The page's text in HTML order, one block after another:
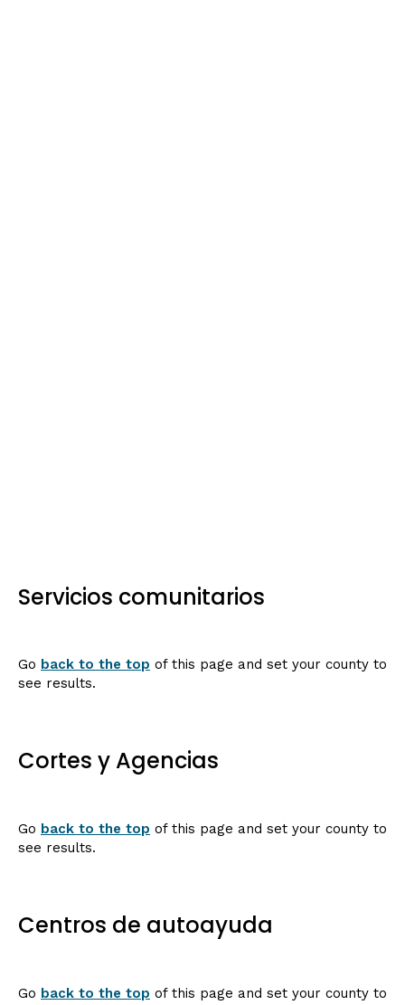
Servicios comunitarios
Go back to the top of this page and set your county to
see results.
Cortes y Agencias
Go back to the top of this page and set your county to
see results.
Centros de autoayuda
Go back to the top of this page and set your county to